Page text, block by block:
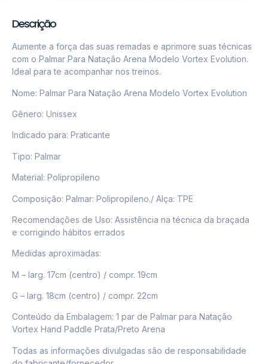
Descrição
Aumente a força das suas remadas e aprimore suas técnicas
com o Palmar Para Natação Arena Modelo Vortex Evolution.
Ideal para te acompanhar nos treinos.
Nome: Palmar Para Natação Arena Modelo Vortex Evolution
Gênero: Unissex
Indicado para: Praticante
Tipo: Palmar
Material: Polipropileno
Composição: Palmar: Polipropileno./ Alça: TPE
Recomendações de Uso: Assistência na técnica da braçada
e corrigindo hábitos errados
Medidas aproximadas:
M – larg. 17cm (centro) / compr. 19cm
G – larg. 18cm (centro) / compr. 22cm
Conteúdo da Embalagem: 1 par de Palmar para Natação
Vortex Hand Paddle Prata/Preto Arena
Todas as informações divulgadas são de responsabilidade